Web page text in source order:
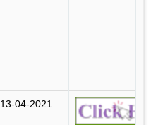
13-04-2021